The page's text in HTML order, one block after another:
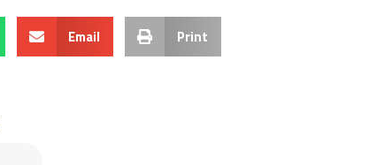
Email Print